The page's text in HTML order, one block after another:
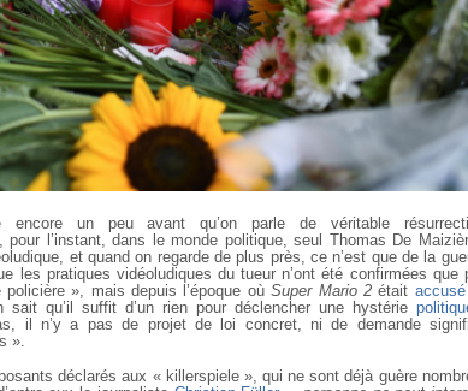
un peu avant qu’on parle de véritable
l’instant, dans le monde politique, seul Thomas De
et quand on regarde de plus près, ce n’est que de la
les pratiques vidéoludiques du tueur n’ont été confirmées que
», mais depuis l’époque oùSuper Mario 2était accusé
sait qu’il suffit d’un rien pour déclencher une hystérie
il n’y a pas de projet de loi concret, ni de demande
».
déclarés aux « killerspiele », qui ne sont déjà guère